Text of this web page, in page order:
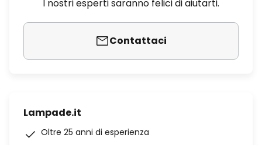
I nostri esperti saranno felici di aiutarti.
Contattaci
Lampade.it
Oltre 25 anni di esperienza